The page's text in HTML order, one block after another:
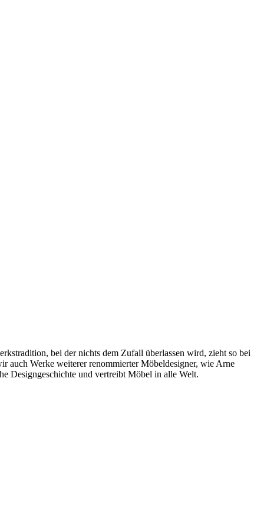
bei der nichts dem Zufall überlassen wird, zieht so bei
auch Werke weiterer renommierter Möbeldesigner, wie Arne
Designgeschichte und vertreibt Möbel in alle Welt.